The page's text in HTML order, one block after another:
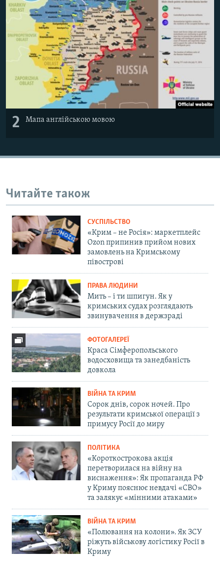
2 Мапа англійською мовою
Читайте також
СУСПІЛЬСТВО
«Крим – не Росія»: маркетплейс
Ozon припинив прийом нових
замовлень на Кримському
півострові
ПРАВА ЛЮДИНИ
Мить – і ти шпигун. Як у
кримських судах розглядають
звинувачення в держзраді
ФОТОГАЛЕРЕЇ
Краса Сімферопольського
водосховища та занедбаність
довкола
ВІЙНА ТА КРИМ
Сорок днів, сорок ночей. Про
результати кримської операції з
примусу Росії до миру
ПОЛІТИКА
«Короткострокова акція
перетворилася на війну на
виснаження»: Як пропаганда РФ
у Криму пояснює невдачі «СВО»
та залякує «мінними атаками»
ВІЙНА ТА КРИМ
«Полювання на колони». Як ЗСУ
ріжуть військову логістику Росії в
Криму